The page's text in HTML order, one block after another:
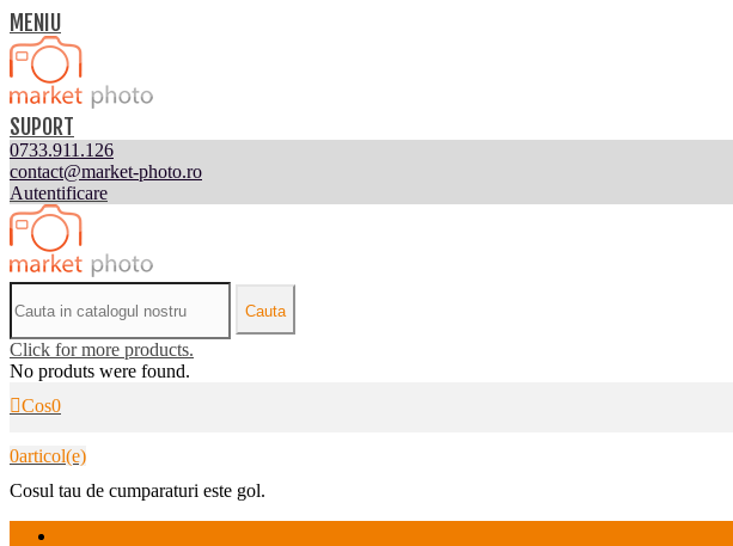
MENIU
SUPORT
0733.911.126
contact@market-photo.ro
Autentificare
Cauta
Click for more products.
No produts were found.
Cos0
0articol(e)
Cosul tau de cumparaturi este gol.